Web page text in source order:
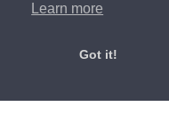
Learn more
Got it!
© 2022OwnYourData.eu